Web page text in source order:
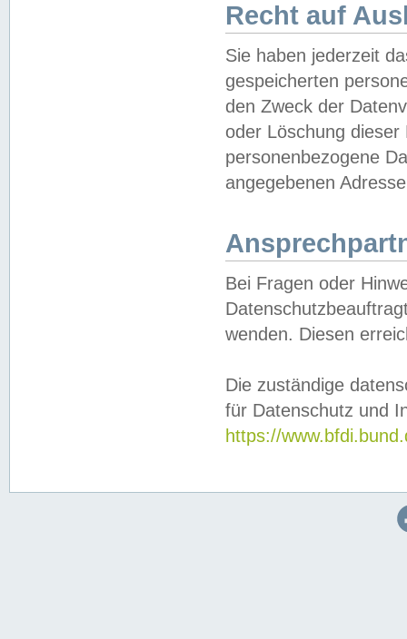
Recht auf
Sie haben jederzeit
gespeicherten
den Zweck der
oder Löschung
personenbezogene
angegebenen
Bei Fragen oder
wenden. Diesen
Die zuständige
für Datenschutz und
https://